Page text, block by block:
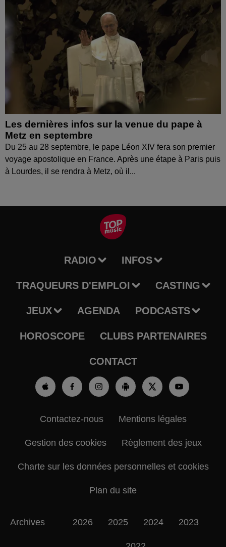
Les dernières infos sur la venue du pape à
Metz en septembre
Du 25 au 28 septembre, le pape Léon XIV fera son premier
voyage apostolique en France. Après une étape à Paris puis
à Lourdes, il se rendra à Metz, où il...
RADIO INFOS
TRAQUEURS D'EMPLOI CASTING
JEUX AGENDA PODCASTS
HOROSCOPE CLUBS PARTENAIRES
CONTACT
Contactez-nous Mentions légales
Gestion des cookies Règlement des jeux
Charte sur les données personnelles et cookies
Plan du site
Archives 2026 2025 2024 2023